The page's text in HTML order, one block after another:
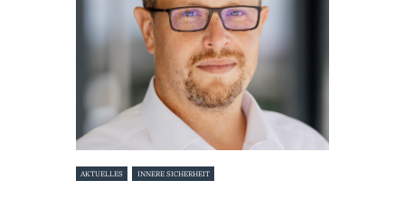
AKTUELLES INNERE SICHERHEIT